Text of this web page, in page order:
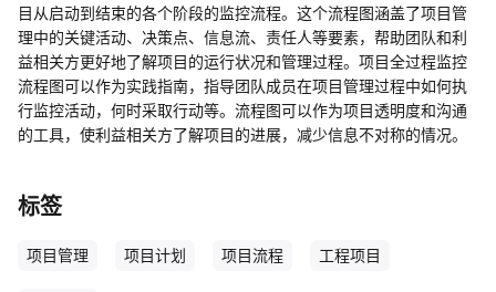
目从启动到结束的各个阶段的监控流程。这个流程图涵盖了项目管
理中的关键活动、决策点、信息流、责任人等要素，帮助团队和利
益相关方更好地了解项目的运行状况和管理过程。项目全过程监控
流程图可以作为实践指南，指导团队成员在项目管理过程中如何执
行监控活动，何时采取行动等。流程图可以作为项目透明度和沟通
的工具，使利益相关方了解项目的进展，减少信息不对称的情况。
标签
项目管理 项目计划 项目流程 工程项目